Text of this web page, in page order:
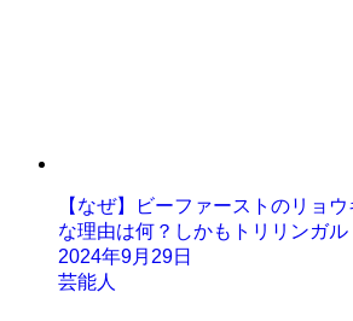
【なぜ】ビーファーストのリョ
な理由は何？しかもトリリンガル
2024年9月29日
芸能人